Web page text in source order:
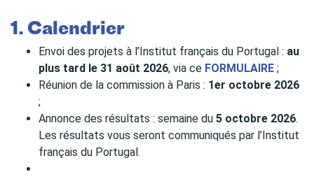
1. Calendrier
Envoi des projets à l’Institut français du Portugal : au
plus tard le 31 août 2026, via ce FORMULAIRE ;
Réunion de la commission à Paris : 1er octobre 2026
;
Annonce des résultats : semaine du 5 octobre 2026.
Les résultats vous seront communiqués par l’Institut
français du Portugal.